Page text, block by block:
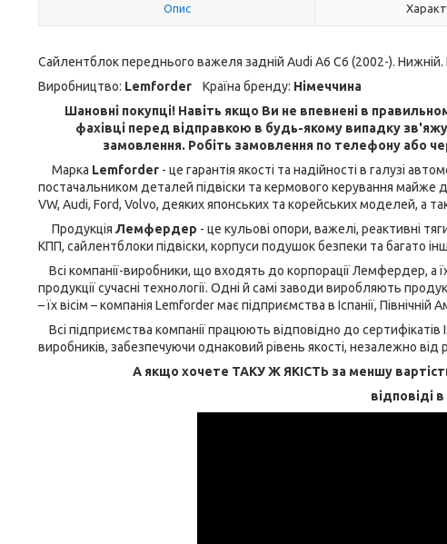
Опис
Сайлентблок переднього важеля задній Audi A6 C6 (2002-).
Виробництво: Lemforder Країна бренду: Німеччина
Шановні покупці! Навіть якщо Ви не впевнені в
фахівці перед відправкою в будь-якому випадку
замовлення. Робіть замовлення по телефону або
Марка Lemforder - це гарантія якості та надійності в галузі
постачальником деталей підвіски та кермового керування майже
VW, Audi, Ford, Volvo, деяких японських та корейських моделей, а
Продукція Лемфердер - це кульові опори, важелі, реактивні
КПП, сайлентблоки підвіски, корпуси подушок безпеки та багато
Всі компанії-виробники, що входять до корпорації Лемфердер, а
продукції сучасні технології. Одні й самі заводи виробляють
– їх вісім – компанія Lemforder має підприємства в Іспанії, Північній
Всі підприємства компанії працюють відповідно до
виробників, забезпечуючи однаковий рівень якості, незалежно від
А якщо хочете ТАКУ Ж ЯКІСТЬ за меншу
відповіді